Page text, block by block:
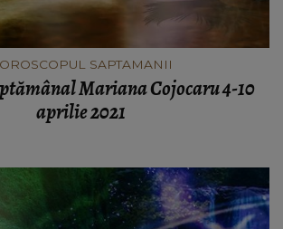
SAPTAMANII
Mariana Cojocaru 4-10
aprilie 2021